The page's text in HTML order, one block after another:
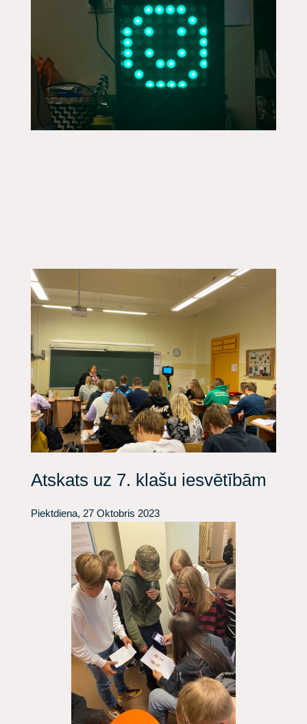
Atskats uz 7. klašu iesvētībām
Piektdiena, 27 Oktobris 2023